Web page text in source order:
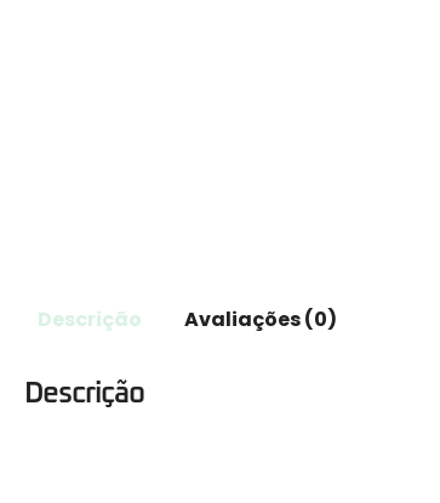
Descrição Avaliações (0)
Descrição